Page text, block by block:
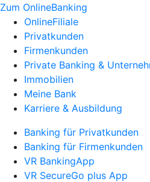
Zum OnlineBanking
OnlineFiliale
Privatkunden
Firmenkunden
Private Banking &
Immobilien
Meine Bank
Karriere & Ausbildung
Banking für Privatkunden
Banking für Firmenkunden
VR BankingApp
VR SecureGo plus App